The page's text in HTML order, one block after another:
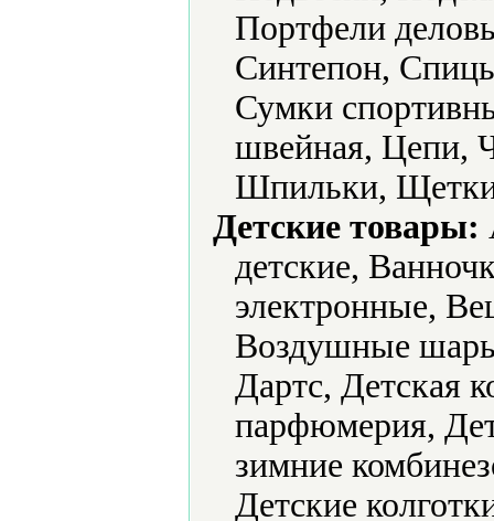
Портфели
Синтепон,
Сумки
швейная,
Шпильки,
Детские товары:
детские,
электронные,
Воздушные
Дартс, Детская
парфюмерия,
зимние
Детские